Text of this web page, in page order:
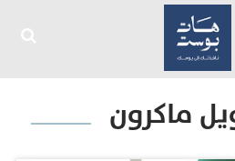
ماكرون